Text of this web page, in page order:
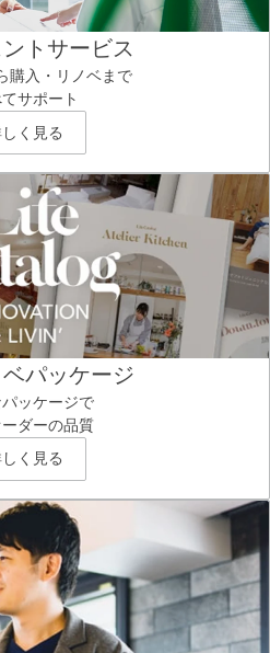
トサービス
購入・リノベまで
サポート
く見る
パッケージ
ッケージで
ダーの品質
く見る